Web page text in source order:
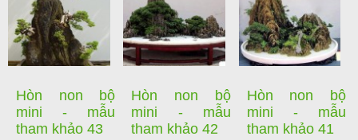
Hòn non bộ
mini - mẫu
tham khảo 43
Hòn non bộ
mini - mẫu
tham khảo 42
Hòn non bộ
mini - mẫu
tham khảo 41